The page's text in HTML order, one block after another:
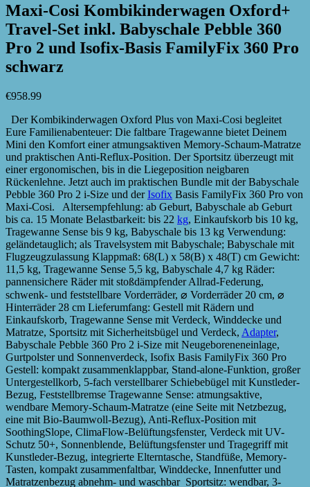
Maxi-Cosi Kombikinderwagen Oxford+
Travel-Set inkl. Babyschale Pebble 360
Pro 2 und Isofix-Basis FamilyFix 360 Pro
schwarz
€958.99
Der Kombikinderwagen Oxford Plus von Maxi-Cosi begleitet
Eure Familienabenteuer: Die faltbare Tragewanne bietet Deinem
Mini den Komfort einer atmungsaktiven Memory-Schaum-Matratze
und praktischen Anti-Reflux-Position. Der Sportsitz überzeugt mit
einer ergonomischen, bis in die Liegeposition neigbaren
Rückenlehne. Jetzt auch im praktischen Bundle mit der Babyschale
Pebble 360 Pro 2 i-Size und derIsofix Basis FamilyFix 360 Pro von
Maxi-Cosi. Altersempfehlung: ab Geburt, Babyschale ab Geburt
bis ca. 15 Monate Belastbarkeit: bis 22 kg, Einkaufskorb bis 10 kg,
Tragewanne Sense bis 9 kg, Babyschale bis 13 kg Verwendung:
geländetauglich; als Travelsystem mit Babyschale; Babyschale mit
Flugzeugzulassung Klappmaß: 68(L) x 58(B) x 48(T) cm Gewicht:
11,5 kg, Tragewanne Sense 5,5 kg, Babyschale 4,7 kg Räder:
pannensichere Räder mit stoßdämpfender Allrad-Federung,
schwenk- und feststellbare Vorderräder, ⌀ Vorderräder 20 cm, ⌀
Hinterräder 28 cm Lieferumfang: Gestell mit Rädern und
Einkaufskorb, Tragewanne Sense mit Verdeck, Winddecke und
Matratze, Sportsitz mit Sicherheitsbügel und Verdeck, Adapter,
Babyschale Pebble 360 Pro 2 i-Size mit Neugeboreneneinlage,
Gurtpolster und Sonnenverdeck, Isofix Basis FamilyFix 360 Pro
Gestell: kompakt zusammenklappbar, Stand-alone-Funktion, großer
Untergestellkorb, 5-fach verstellbarer Schiebebügel mit Kunstleder-
Bezug, Feststellbremse Tragewanne Sense: atmungsaktive,
wendbare Memory-Schaum-Matratze (eine Seite mit Netzbezug,
eine mit Bio-Baumwoll-Bezug), Anti-Reflux-Position mit
SoothingSlope, ClimaFlow-Belüftungsfenster, Verdeck mit UV-
Schutz 50+, Sonnenblende, Belüftungsfenster und Tragegriff mit
Kunstleder-Bezug, integrierte Elterntasche, Standfüße, Memory-
Tasten, kompakt zusammenfaltbar, Winddecke, Innenfutter und
Matratzenbezug abnehm- und waschbar Sportsitz: wendbar, 3-